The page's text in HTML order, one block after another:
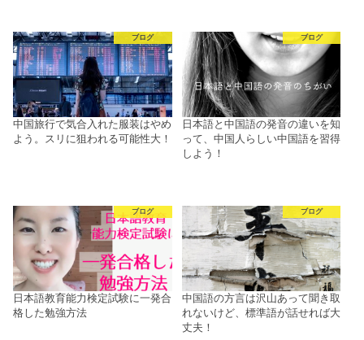
ブログ
中国旅行で気合入れた服装はやめ
よう。スリに狙われる可能性大！
ブログ
日本語と中国語の発音の違いを知
って、中国人らしい中国語を習得
しよう！
ブログ
日本語教育能力検定試験に一発合
格した勉強方法
ブログ
中国語の方言は沢山あって聞き取
れないけど、標準語が話せれば大
丈夫！